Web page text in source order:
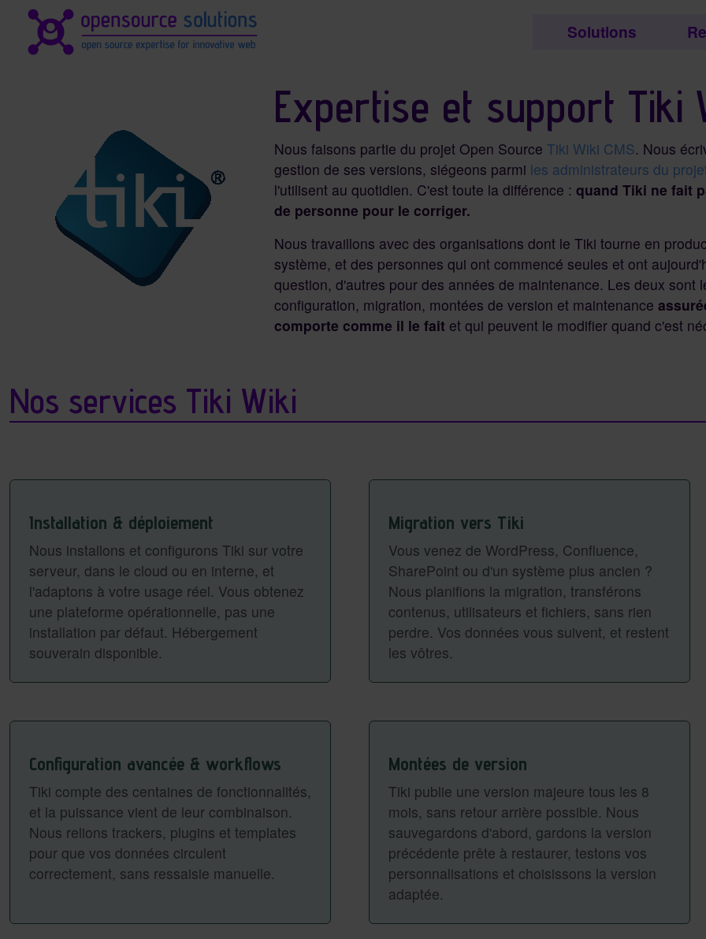
Identité du site, navigation, etc.. Solutions
Navigation et fonctionnalités et contenu associés
Expertise et support Tiki
Nous faisons partie du projet Open Source Tiki Wiki CMS. Nous
gestion de ses versions, siégeons parmi les administrateurs du
l'utilisent au quotidien. C'est toute la différence : quand Tiki ne fait
de personne pour le corriger.
Nous travaillons avec des organisations dont le Tiki tourne en
système, et des personnes qui ont commencé seules et ont
question, d'autres pour des années de maintenance. Les deux sont
configuration, migration, montées de version et maintenance
comporte comme il le fait et qui peuvent le modifier quand c'est
Nos services Tiki Wiki
Installation & déploiement
Nous installons et configurons Tiki sur votre
serveur, dans le cloud ou en interne, et
l'adaptons à votre usage réel. Vous obtenez
une plateforme opérationnelle, pas une
installation par défaut. Hébergement
souverain disponible.
Migration vers Tiki
Vous venez de WordPress, Confluence,
SharePoint ou d'un système plus ancien ?
Nous planifions la migration, transférons
contenus, utilisateurs et fichiers, sans rien
perdre. Vos données vous suivent, et restent
les vôtres.
Configuration avancée & workflows
Tiki compte des centaines de fonctionnalités,
et la puissance vient de leur combinaison.
Nous relions trackers, plugins et templates
pour que vos données circulent
correctement, sans ressaisie manuelle.
Montées de version
Tiki publie une version majeure tous les 8
mois, sans retour arrière possible. Nous
sauvegardons d'abord, gardons la version
précédente prête à restaurer, testons vos
personnalisations et choisissons la version
adaptée.